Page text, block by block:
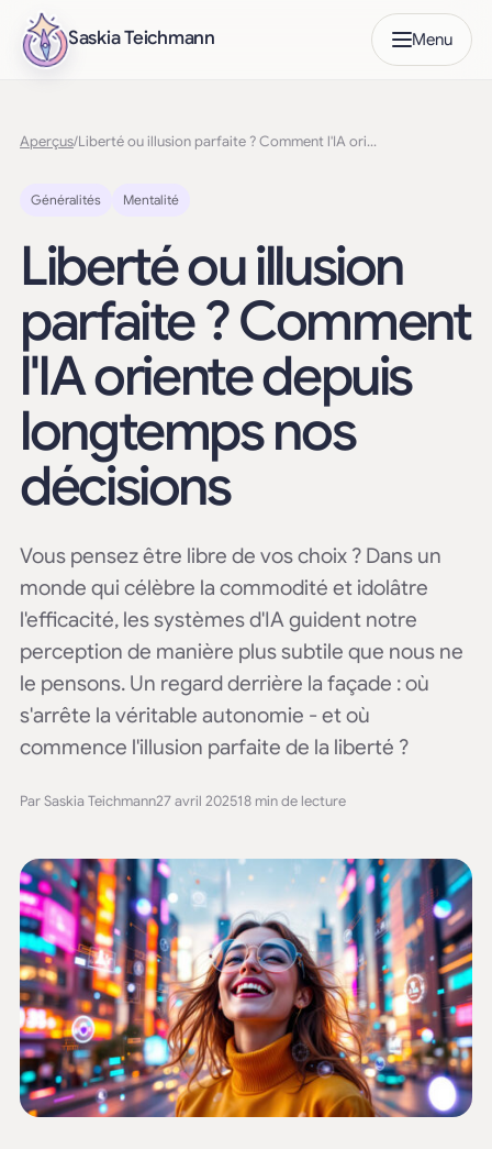
Saskia Teichmann Menu
Aperçus/ Liberté ou illusion parfaite ? Comment l'IA oriente depuis longtemps nos décisions
Généralités Mentalité
Liberté ou illusion
parfaite ? Comment
l'IA oriente depuis
longtemps nos
décisions
Vous pensez être libre de vos choix ? Dans un
monde qui célèbre la commodité et idolâtre
l'efficacité, les systèmes d'IA guident notre
perception de manière plus subtile que nous ne
le pensons. Un regard derrière la façade : où
s'arrête la véritable autonomie - et où
commence l'illusion parfaite de la liberté ?
Par Saskia Teichmann27 avril 202518 min de lecture